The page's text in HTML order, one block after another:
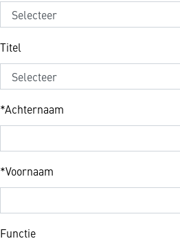
Titel
*Achternaam
*Voornaam
Functie